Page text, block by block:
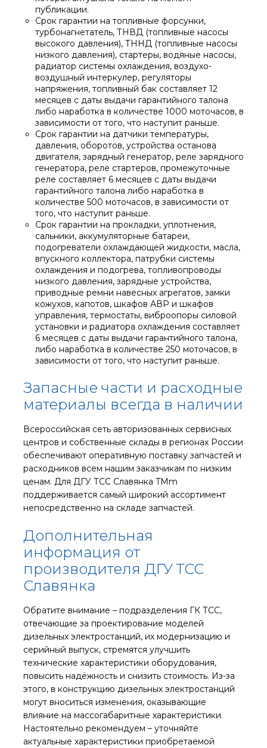
публикации.
Срок гарантии на топливные форсунки,
турбонагнетатель, ТНВД (топливные насосы
высокого давления), ТННД (топливные насосы
низкого давления), стартеры, водяные насосы,
радиатор системы охлаждения, воздухо-
воздушный интеркулер, регуляторы
напряжения, топливный бак составляет 12
месяцев с даты выдачи гарантийного талона
либо наработка в количестве 1000 моточасов, в
зависимости от того, что наступит раньше.
Срок гарантии на датчики температуры,
давления, оборотов, устройства останова
двигателя, зарядный генератор, реле зарядного
генератора, реле стартеров, промежуточные
реле составляет 6 месяцев с даты выдачи
гарантийного талона либо наработка в
количестве 500 моточасов, в зависимости от
того, что наступит раньше.
Срок гарантии на прокладки, уплотнения,
сальники, аккумуляторные батареи,
подогреватели охлаждающей жидкости, масла,
впускного коллектора, патрубки системы
охлаждения и подогрева, топливопроводы
низкого давления, зарядные устройства,
приводные ремни навесных агрегатов, замки
кожухов, капотов, шкафов АВР и шкафов
управления, термостаты, виброопоры силовой
установки и радиатора охлаждения составляет
6 месяцев с даты выдачи гарантийного талона,
либо наработка в количестве 250 моточасов, в
зависимости от того, что наступит раньше.
Запасные части и расходные
материалы всегда в наличии
Всероссийская сеть авторизованных сервисных
центров и собственные склады в регионах России
обеспечивают оперативную поставку запчастей и
расходников всем нашим заказчикам по низким
ценам. Для ДГУ ТСС Славянка TMm
поддерживается самый широкий ассортимент
непосредственно на складе запчастей.
Дополнительная
информация от
производителя ДГУ ТСС
Славянка
Обратите внимание – подразделения ГК ТСС,
отвечающие за проектирование моделей
дизельных электростанций, их модернизацию и
серийный выпуск, стремятся улучшить
технические характеристики оборудования,
повысить надёжность и снизить стоимость. Из-за
этого, в конструкцию дизельных электростанций
могут вноситься изменения, оказывающие
влияние на массогабаритные характеристики.
Настоятельно рекомендуем – уточняйте
актуальные характеристики приобретаемой